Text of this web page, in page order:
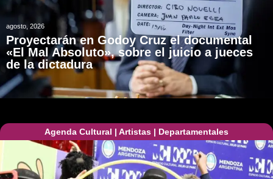
agosto, 2026
Proyectarán en Godoy Cruz el documental
«El Mal Absoluto», sobre el juicio a jueces
de la dictadura
Agenda Cultural | Artistas | Departamentales